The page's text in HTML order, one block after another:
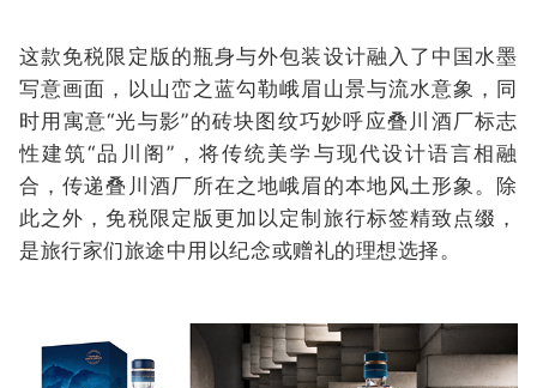
这款免税限定版的瓶身与外包装设计融入了中国水墨
写意画面，以山峦之蓝勾勒峨眉山景与流水意象，同
时用寓意“光与影”的砖块图纹巧妙呼应叠川酒厂标志
性建筑“品川阁”，将传统美学与现代设计语言相融
合，传递叠川酒厂所在之地峨眉的本地风土形象。除
此之外，免税限定版更加以定制旅行标签精致点缀，
是旅行家们旅途中用以纪念或赠礼的理想选择。